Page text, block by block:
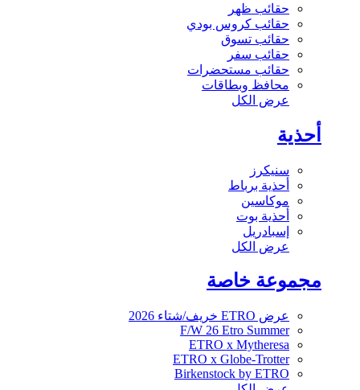
حقائب ظهر
حقائب كروس بودي
حقائب تسوق
حقائب سفر
حقائب مستحضرات
محافظ وبطاقات
عرض الكل
أحذية
سنيكرز
أحذية برباط
موكاسين
أحذية بوت
إسبادريل
عرض الكل
مجموعة خاصة
عرض ETRO خريف/شتاء 2026
F/W 26 Etro Summer
ETRO x Mytheresa
ETRO x Globe-Trotter
Birkenstock by ETRO